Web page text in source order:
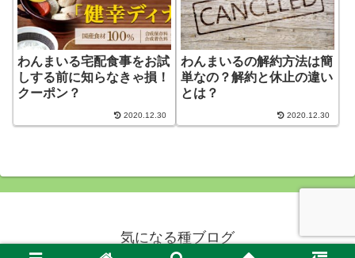
わんまいる宅配食事をお試
しする前に知らなきゃ損！
クーポン？
2020.12.30
わんまいるの解約方法は簡
単なの？解約と休止の違い
とは？
2020.12.30
気になる種ブログ